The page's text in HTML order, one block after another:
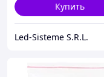
Купить
Led-Sisteme S.R.L.